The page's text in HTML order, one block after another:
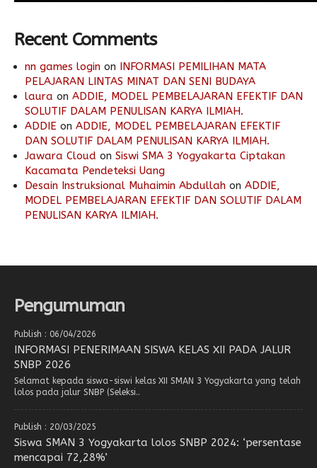
Recent Comments
nn games login on INFORMASI PEMILIHAN MATA
PELAJARAN LINTAS MINAT DAN SENI BUDAYA
laura on ADDIE, MODEL PEMBELAJARAN EFEKTIF DAN
SOLUTIF DALAM PENULISAN KARYA ILMIAH.
ADDIE on ADDIE, MODEL PEMBELAJARAN EFEKTIF
DAN SOLUTIF DALAM PENULISAN KARYA ILMIAH.
Jawara Cloud on Siswi SMA 3 Yogyakarta Ciptakan
Kacamata Pendeteksi Uang
Desain Instruksional Muhaimin Abdullah on ADDIE,
MODEL PEMBELAJARAN EFEKTIF DAN SOLUTIF DALAM
PENULISAN KARYA ILMIAH.
Pengumuman
Publish : 06/04/2026
INFORMASI PENERIMAAN SISWA KELAS XII PADA JALUR
SNBP 2026
Selamat kepada siswa-siswi kelas XII SMAN 3 Yogyakarta yang telah
lolos pada jalur SNBP (Seleksi..
Publish : 20/03/2025
Siswa SMAN 3 Yogyakarta lolos SNBP 2024: ‘persentase
mencapai 72,28%’